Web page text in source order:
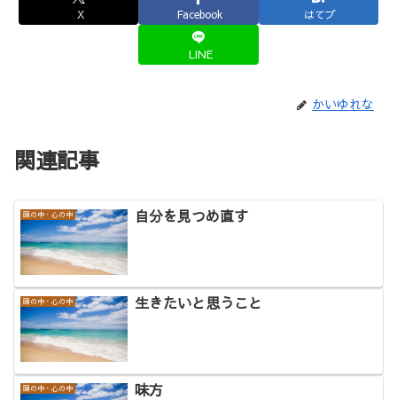
X Facebook はてブ
LINE
かいゆれな
関連記事
頭の中・心の中 自分を見つめ直す
頭の中・心の中 生きたいと思うこと
頭の中・心の中 味方